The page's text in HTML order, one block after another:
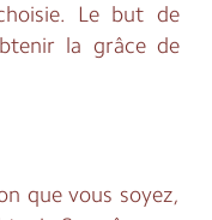
Le but de
la grâce de
que vous soyez,